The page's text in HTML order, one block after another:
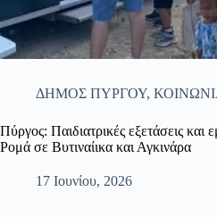
ΔΗΜΟΣ ΠΥΡΓΟΥ,
Πύργος: Παιδιατρικές εξετάσεις και
Ρομά σε Βυτιναίικα και Αγκινάρα
17 Ιουνίου, 2026